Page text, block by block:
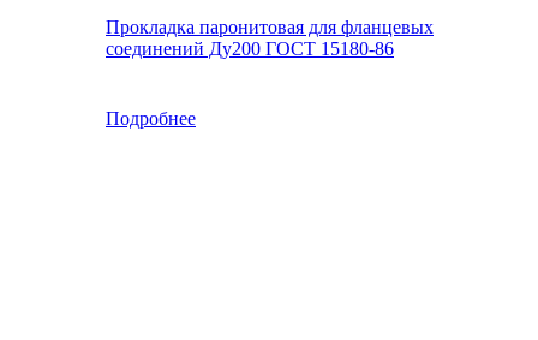
Прокладка паронитовая для фланцевых
соединений Ду200 ГОСТ 15180-86
Подробнее